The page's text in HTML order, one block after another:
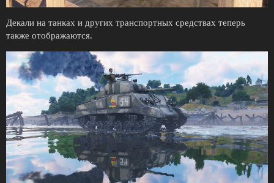
Декали на танках и других транспортных средствах теперь
также отображаются.